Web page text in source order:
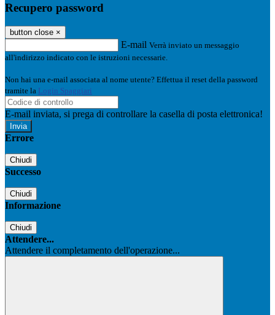
Recupero password
button close ×
E-mail Verrà inviato un messaggio
all'indirizzo indicato con le istruzioni necessarie.
Non hai una e-mail associata al nome utente? Effettua il reset della password
tramite la Login Spaggiari
E-mail inviata, si prega di controllare la casella di posta elettronica!
Errore
Chiudi
Successo
Chiudi
Informazione
Chiudi
Attendere...
Attendere il completamento dell'operazione...